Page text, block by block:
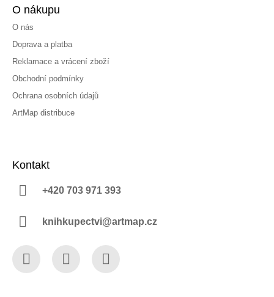
O nákupu
O nás
Doprava a platba
Reklamace a vrácení zboží
Obchodní podmínky
Ochrana osobních údajů
ArtMap distribuce
Kontakt
+420 703 971 393
knihkupectvi@artmap.cz